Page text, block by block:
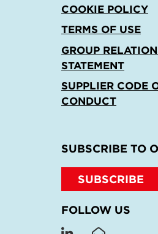
COOKIE POLICY
TERMS OF USE
GROUP
STATEMENT
SUPPLIER CODE
CONDUCT
SUBSCRIBE TO
SUBSCRIBE
FOLLOW US